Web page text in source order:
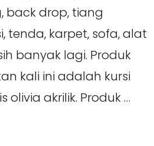
back drop, tiang
tenda, karpet, sofa, alat
banyak lagi. Produk
kali ini adalah kursi
olivia akrilik. Produk …